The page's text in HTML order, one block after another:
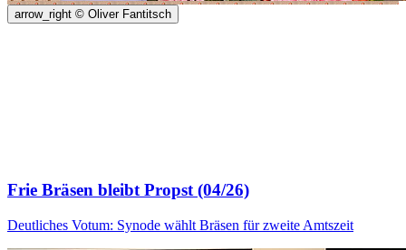
arrow_right © Oliver Fantitsch
Frie Bräsen bleibt Propst (04/26)
Deutliches Votum: Synode wählt Bräsen für zweite Amtszeit